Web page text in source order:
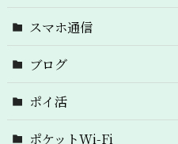
スマホ通信
ブログ
ポイ活
ポケットWi-Fi